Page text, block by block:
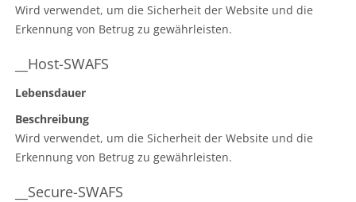
Wird verwendet, um die Sicherheit der Website und die
Erkennung von Betrug zu gewährleisten.
__Host-SWAFS
Lebensdauer
Beschreibung
Wird verwendet, um die Sicherheit der Website und die
Erkennung von Betrug zu gewährleisten.
__Secure-SWAFS